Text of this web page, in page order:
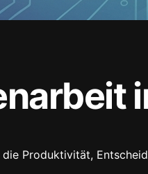
Produktivität,